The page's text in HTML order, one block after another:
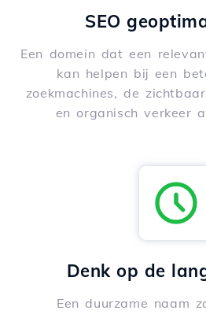
SEO
Een domein dat een
kan helpen bij een
zoekmachines, de
en organisch verkeer
Denk op de
Een duurzame naam